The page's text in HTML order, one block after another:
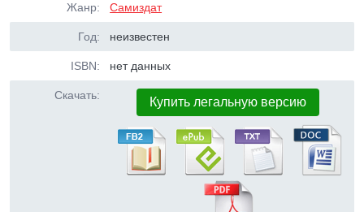
Жанр: Самиздат
Год: неизвестен
ISBN: нет данных
Скачать: Купить легальную версию